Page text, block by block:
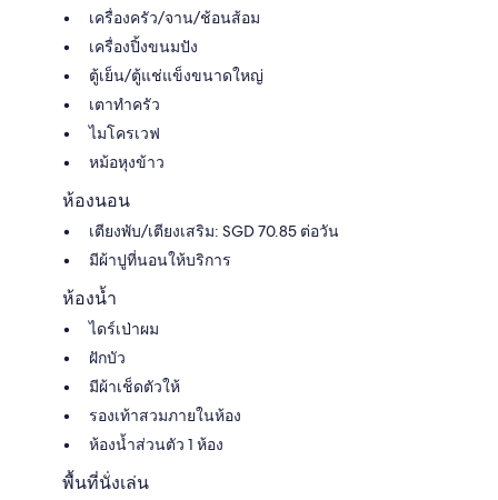
เครื่องครัว/จาน/ช้อนส้อม
เครื่องปิ้งขนมปัง
ตู้เย็น/ตู้แช่แข็งขนาดใหญ่
เตาทำครัว
ไมโครเวฟ
หม้อหุงข้าว
ห้องนอน
เตียงพับ/เตียงเสริม: SGD 70.85 ต่อวัน
มีผ้าปูที่นอนให้บริการ
ห้องน้ำ
ไดร์เป่าผม
ฝักบัว
มีผ้าเช็ดตัวให้
รองเท้าสวมภายในห้อง
ห้องน้ำส่วนตัว 1 ห้อง
พื้นที่นั่งเล่น